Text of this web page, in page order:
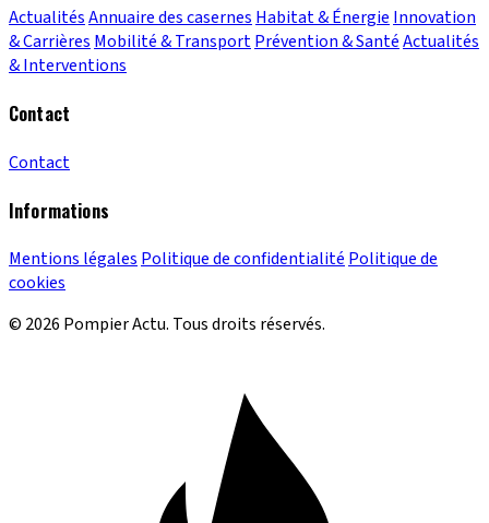
ActualitésAnnuaire des casernes Habitat & Énergie Innovation
& Carrières Mobilité & TransportPrévention & SantéActualités
& Interventions
Contact
Contact
Informations
Mentions légales Politique de confidentialité Politique de
cookies
© 2026 Pompier Actu. Tous droits réservés.